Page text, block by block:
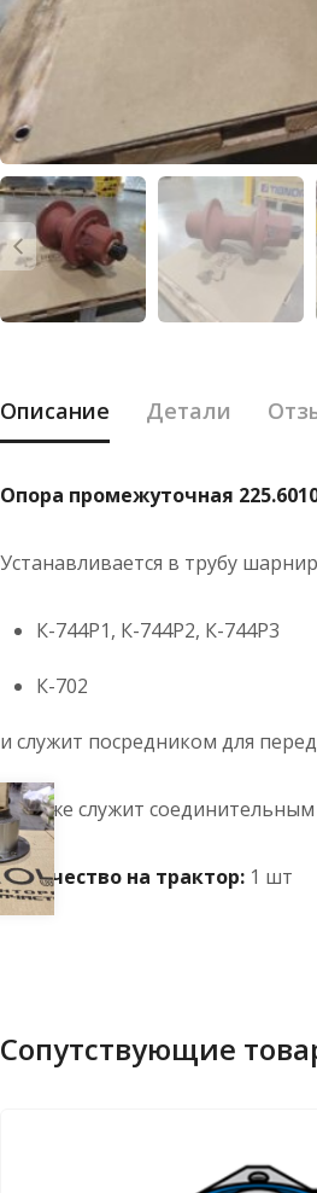
Описание Детали
Опора промежуточная
Устанавливается в трубу
К-744Р1, К-744Р2, К-744Р3
К-702
и служит посредником для
а также служит
Количество на трактор: 1 шт
Сопутствующие